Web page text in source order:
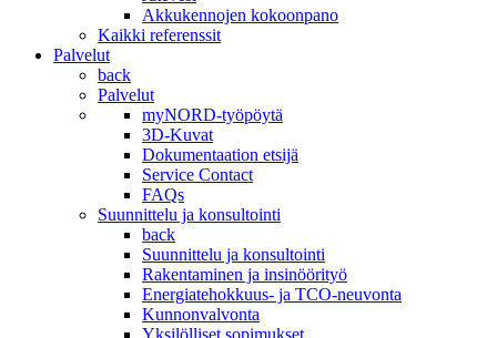
Akkukennojen kokoonpano
Kaikki referenssit
Palvelut
back
Palvelut
myNORD-työpöytä
3D-Kuvat
Dokumentaation etsijä
Service Contact
FAQs
Suunnittelu ja konsultointi
back
Suunnittelu ja konsultointi
Rakentaminen ja insinöörityö
Energiatehokkuus- ja TCO-neuvonta
Kunnonvalvonta
Yksilölliset sopimukset